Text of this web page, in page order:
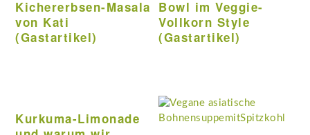
Kichererbsen-Masala
von Kati
(Gastartikel)
Bowl im Veggie-
Vollkorn Style
(Gastartikel)
Kurkuma-Limonade